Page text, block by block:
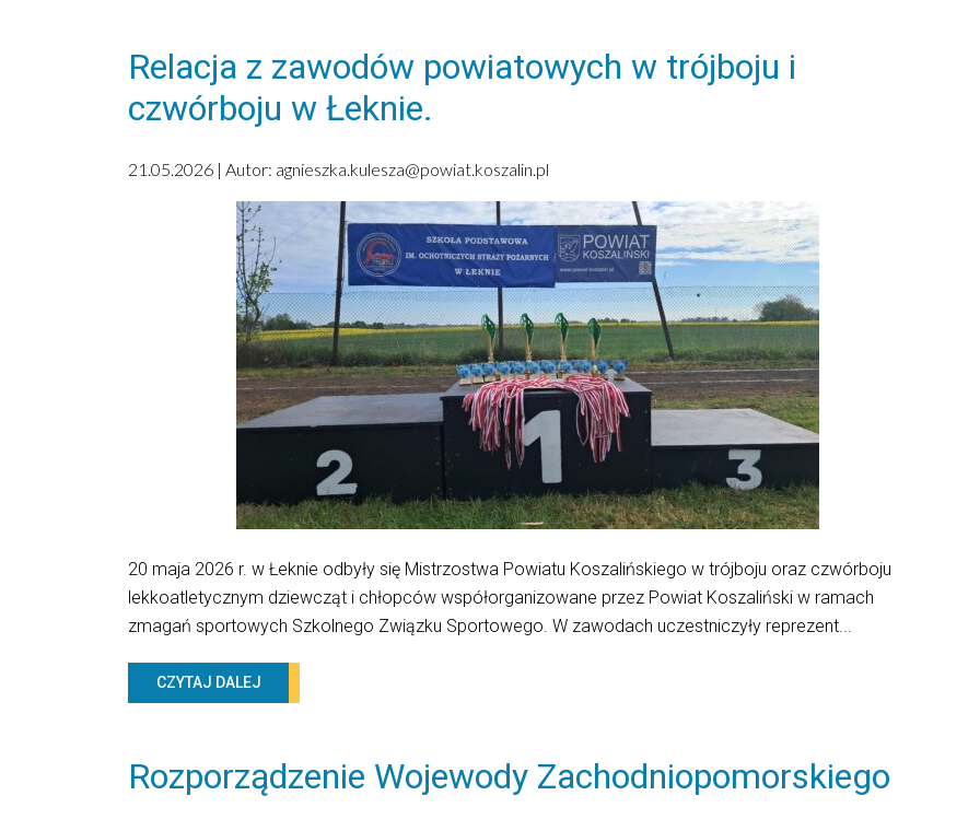
Relacja z zawodów powiatowych w trójboju i
czwórboju w Łeknie.
21.05.2026 | Autor: agnieszka.kulesza@powiat.koszalin.pl
20 maja 2026 r. w Łeknie odbyły się Mistrzostwa Powiatu Koszalińskiego w trójboju oraz czwórboju
lekkoatletycznym dziewcząt i chłopców współorganizowane przez Powiat Koszaliński w ramach
zmagań sportowych Szkolnego Związku Sportowego. W zawodach uczestniczyły reprezent...
CZYTAJ DALEJ
Rozporządzenie Wojewody Zachodniopomorskiego